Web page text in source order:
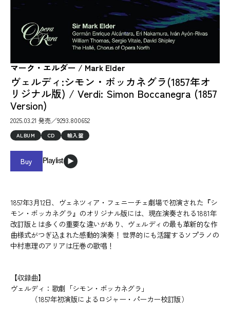
マーク・エルダー / Mark Elder
ヴェルディ:シモン・ボッカネグラ(1857年オ
リジナル版) / Verdi: Simon Boccanegra (1857
Version)
2025.03.21 発売／9293.800652
ALBUM CD 輸入盤
Buy Playlist
1857年3月12日、ヴェネツィア・フェニーチェ劇場で初演された『シ
モン・ボッカネグラ』のオリジナル版には、現在演奏される1881年
改訂版とは多くの重要な違いがあり、ヴェルディの最も革新的な作
曲様式がつぎ込まれた感動的演奏！ 世界的にも活躍するソプラノの
中村恵理のアリアは圧巻の歌唱！
【収録曲】
ヴェルディ：歌劇「シモン・ボッカネグラ」
（1857年初演版によるロジャー・パーカー校訂版）